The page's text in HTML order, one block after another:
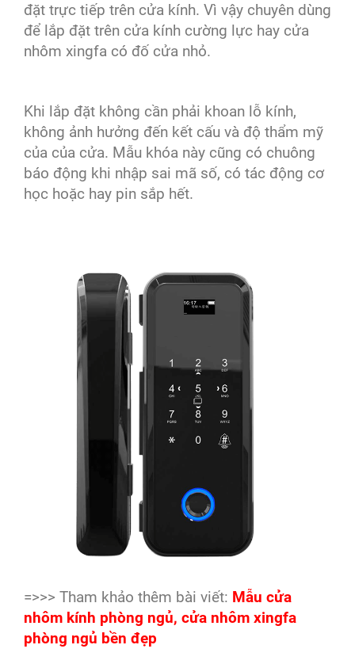
đặt trực tiếp trên cửa kính. Vì vậy chuyên dùng
để lắp đặt trên cửa kính cường lực hay cửa
nhôm xingfa có đố cửa nhỏ.
Khi lắp đặt không cần phải khoan lỗ kính,
không ảnh hưởng đến kết cấu và độ thẩm mỹ
của của cửa. Mẫu khóa này cũng có chuông
báo động khi nhập sai mã số, có tác động cơ
học hoặc hay pin sắp hết.
=>>> Tham khảo thêm bài viết: Mẫu cửa
nhôm kính phòng ngủ, cửa nhôm xingfa
phòng ngủ bền đẹp